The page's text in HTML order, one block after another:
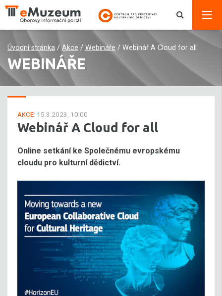
Úvodní stránka / Akce / Webináře / Webinář A Cloud for all
WEBINÁŘE
AKCE: 15.3.2023, 10:00
Webinář A Cloud for all
Online setkání ke Společnému evropskému
cloudu pro kulturní dědictví.